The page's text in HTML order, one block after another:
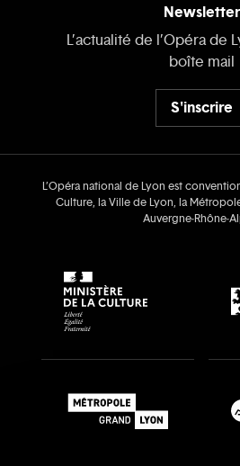
Newsletter
L’actualité de l’Opéra de
boîte mail
S'inscrire
L’Opéra national de Lyon est
Culture, la Ville de Lyon, la